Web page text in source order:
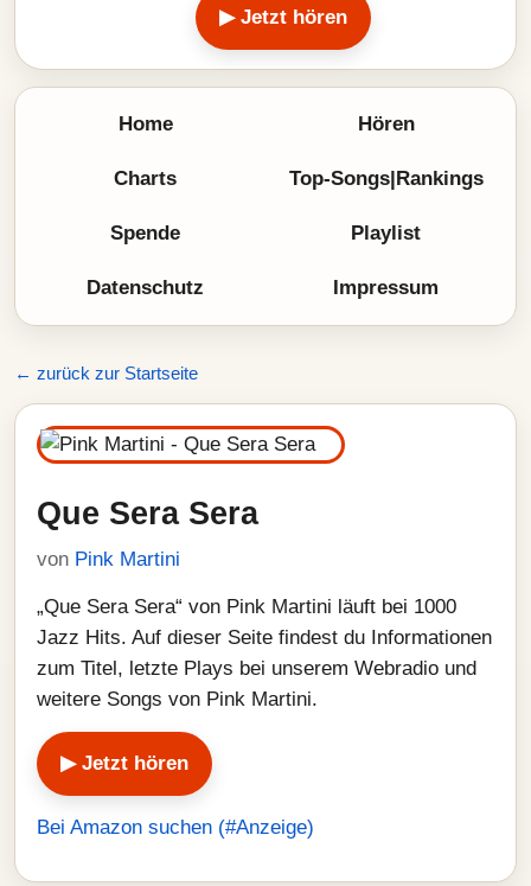
▶ Jetzt hören
Home Hören
Charts Top-Songs|Rankings
Spende Playlist
Datenschutz Impressum
← zurück zur Startseite
Que Sera Sera
von Pink Martini
„Que Sera Sera“ von Pink Martini läuft bei 1000
Jazz Hits. Auf dieser Seite findest du Informationen
zum Titel, letzte Plays bei unserem Webradio und
weitere Songs von Pink Martini.
▶ Jetzt hören
Bei Amazon suchen (#Anzeige)